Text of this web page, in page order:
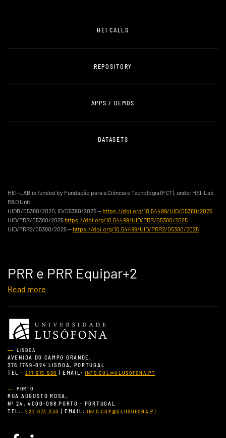
HEI CALLS
REPOSITORY
APPS / DEMOS
DATASETS
HEI-LAB is funded by Fundação para a Ciência e Tecnologia (FCT), under HEI-Lab
R&D Unit
UIDB/05380/2020, ID/05380/2025 — https://doi.org/10.54499/UID/05380/2025
UID/PRR/05380/2025 https://doi.org/10.54499/UID/PRR/05380/2025
UID/PRR2/05380/2025 — https://doi.org/10.54499/UID/PRR2/05380/2025
PRR e PRR Equipar+2
Read more
LISBOA
AVENIDA DO CAMPO GRANDE,
376 1749-024 LISBOA, PORTUGAL
TEL.:217 515 500 | EMAIL: INFO.CUL@ULUSOFONA.PT
PORTO
RUA AUGUSTO ROSA,
Nº 24, 4000-098 PORTO - PORTUGAL
TEL.:222 073 230 | EMAIL: INFO.CUP@ULUSOFONA.PT